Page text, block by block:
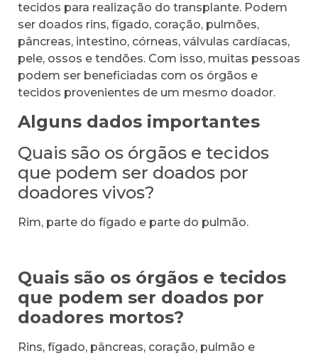
tecidos para realização do transplante. Podem
ser doados rins, fígado, coração, pulmões,
pâncreas, intestino, córneas, válvulas cardíacas,
pele, ossos e tendões. Com isso, muitas pessoas
podem ser beneficiadas com os órgãos e
tecidos provenientes de um mesmo doador.
Alguns dados importantes
Quais são os órgãos e tecidos
que podem ser doados por
doadores vivos?
Rim, parte do fígado e parte do pulmão.
Quais são os órgãos e tecidos
que podem ser doados por
doadores mortos?
Rins, fígado, pâncreas, coração, pulmão e